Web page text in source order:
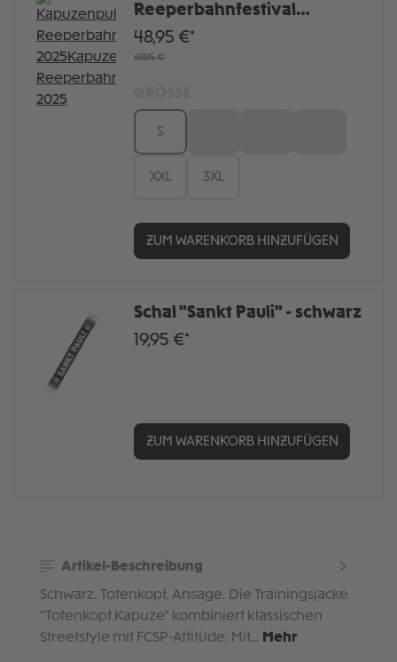
Reeperbahnfestival
2025Kapuzenpullover
Reeperbahnfestival 2025
48,95 €*
69,95 €*
S
XXL 3XL
ZUM WARENKORB HINZUFÜGEN
Schal "Sankt Pauli" - schwarz
19,95 €*
ZUM WARENKORB HINZUFÜGEN
Artikel-Beschreibung
Schwarz. Totenkopf. Ansage. Die Trainingsjacke
"Totenkopf Kapuze" kombiniert klassischen
Streetstyle mit FCSP-Attitüde. Mit… Mehr